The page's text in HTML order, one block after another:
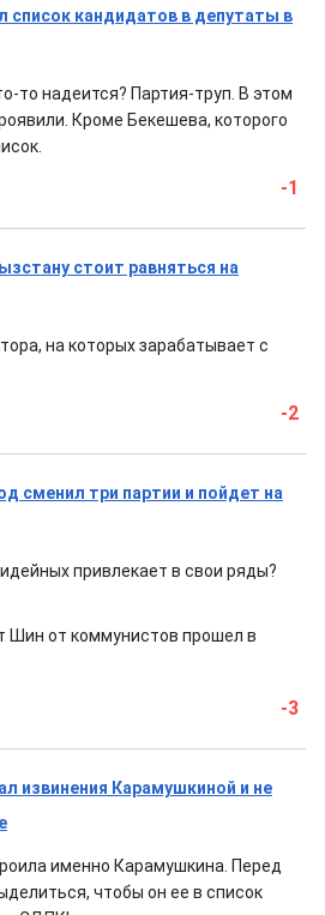
список кандидатов в депутаты в
то надеится? Партия-труп. В этом
Кроме Бекешева, которого
-1
стоит равняться на
на которых зарабатывает с
-2
сменил три партии и пойдет на
привлекает в свои ряды?
Шин от коммунистов прошел в
-3
извинения Карамушкиной и не
именно Карамушкина. Перед
чтобы он ее в список